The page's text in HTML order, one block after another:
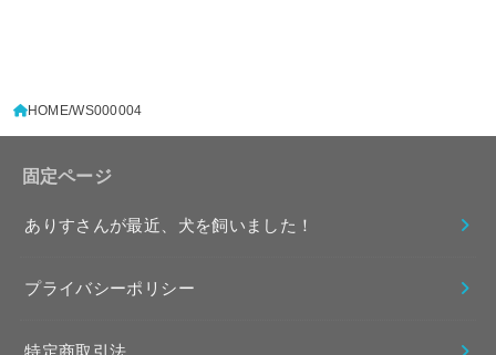
HOME WS000004
固定ページ
ありすさんが最近、犬を飼いました！
プライバシーポリシー